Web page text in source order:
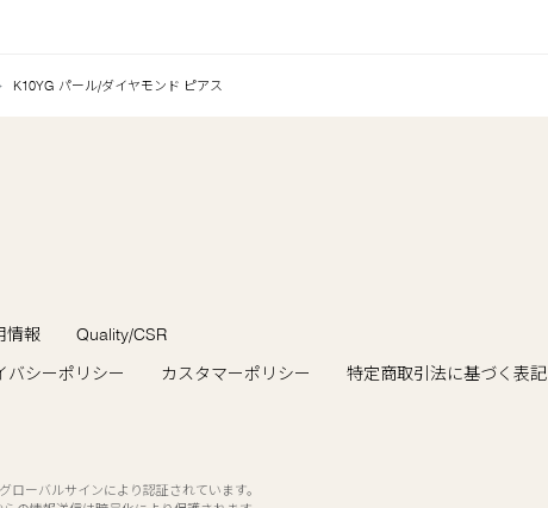
K10YG パール/ダイヤモンド ピアス
情報
Quality/CSR
バシーポリシー カスタマーポリシー 特定商取引法に基づく表記
ローバルサインにより認証されています。